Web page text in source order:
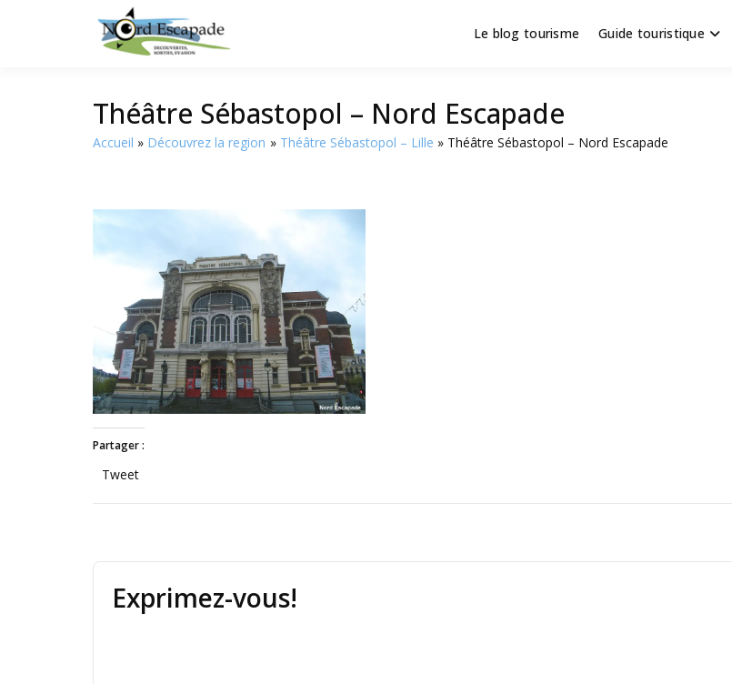
Nord Escapade
Tourisme et randonnées en Hauts de France
Le blog tourisme Guide touristique
Théâtre Sébastopol – Nord Escapade
Accueil Découvrez la region Théâtre Sébastopol – Lille Théâtre Sébastopol – Nord Escapade
Partager :
Tweet
Exprimez-vous!